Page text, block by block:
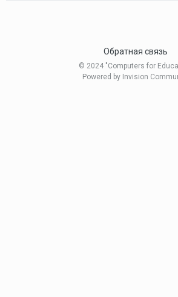
Обратная связь
© 2024 "Computers for
Powered by Invision